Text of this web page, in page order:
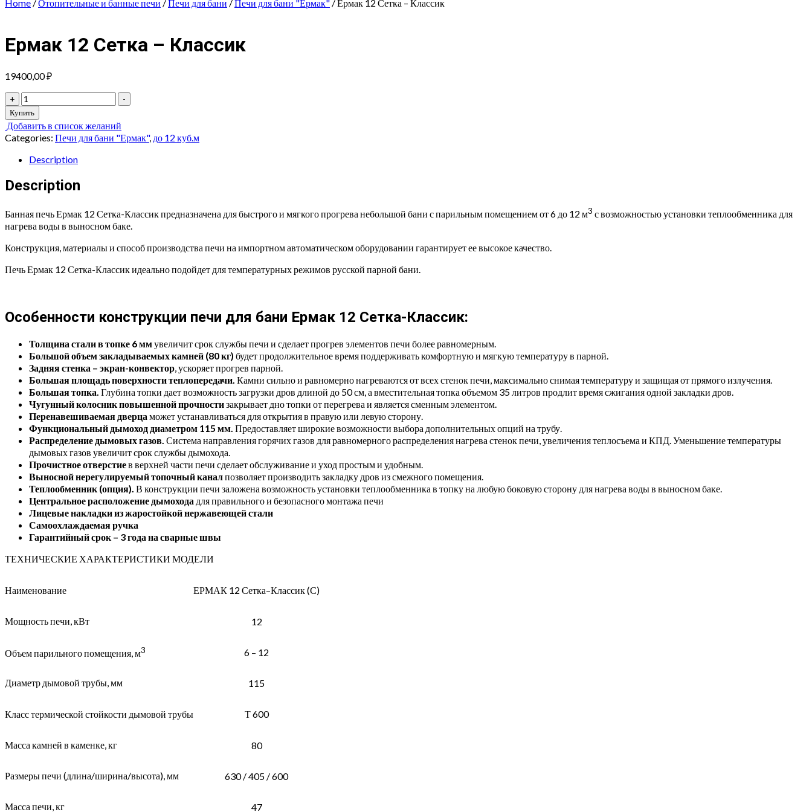
Home /Отопительные и банные печи /Печи для бани /Печи для бани "Ермак" / Ермак 12 Сетка – Классик
Ермак 12 Сетка – Классик
19400,00₽
+
Ермак
12
Сетка
-
Классик
quantity
-
Купить
Добавить в список желаний
Categories: Печи для бани "Ермак", до 12 куб.м
Description
Description
Банная печь Ермак 12 Сетка-Классик предназначена для быстрого и мягкого прогрева небольшой бани с парильным помещением от 6 до 12 м3 с возможностью установки теплообменника для
нагрева воды в выносном баке.
Конструкция, материалы и способ производства печи на импортном автоматическом оборудовании гарантирует ее высокое качество.
Печь Ермак 12 Сетка-Классик идеально подойдет для температурных режимов русской парной бани.
Особенности конструкции печи для бани Ермак 12 Сетка-Классик:
Толщина стали в топке 6 ммувеличит срок службы печи и сделает прогрев элементов печи более равномерным.
Большой объем закладываемых камней (80 кг) будет продолжительное время поддерживать комфортную и мягкую температуру в парной.
Задняя стенка – экран-конвектор , ускоряет прогрев парной.
Большая площадь поверхности теплопередачи. Камни сильно и равномерно нагреваются от всех стенок печи, максимально снимая температуру и защищая от прямого излучения.
Большая топка. Глубина топки дает возможность загрузки дров длиной до 50 см, а вместительная топка объемом 35 литров продлит время сжигания одной закладки дров.
Чугунный колосник повышенной прочностизакрывает дно топки от перегрева и является сменным элементом.
Перенавешиваемая дверца может устанавливаться для открытия в правую или левую сторону.
Функциональный дымоход диаметром 115 мм. Предоставляет широкие возможности выбора дополнительных опций на трубу.
Распределение дымовых газов. Система направления горячих газов для равномерного распределения нагрева стенок печи, увеличения теплосъема и КПД. Уменьшение температуры
дымовых газов увеличит срок службы дымохода.
Прочистное отверстиев верхней части печи сделает обслуживание и уход простым и удобным.
Выносной нерегулируемый топочный каналпозволяет производить закладку дров из смежного помещения.
Теплообменник (опция). В конструкции печи заложена возможность установки теплообменника в топку на любую боковую сторону для нагрева воды в выносном баке.
Центральное расположение дымохода для правильного и безопасного монтажа печи
Лицевые накладки из жаростойкой нержавеющей стали
Самоохлаждаемая ручка
Гарантийный срок – 3 года на сварные швы
ТЕХНИЧЕСКИЕ ХАРАКТЕРИСТИКИ МОДЕЛИ
Наименование ЕРМАК 12 Сетка–Классик (С)
Мощность печи, кВт 12
Объем парильного помещения, м3 6 – 12
Диаметр дымовой трубы, мм 115
Класс термической стойкости дымовой трубы Т 600
Масса камней в каменке, кг 80
Размеры печи (длина/ширина/высота), мм 630 / 405 / 600
Масса печи, кг 47